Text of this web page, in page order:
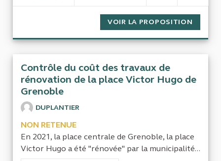
VOIR LA PROPOSITION
Contrôle du coût des travaux de
rénovation de la place Victor Hugo de
Grenoble
DUPLANTIER
NON RETENUE
En 2021, la place centrale de Grenoble, la place
Victor Hugo a été "rénovée" par la municipalité...